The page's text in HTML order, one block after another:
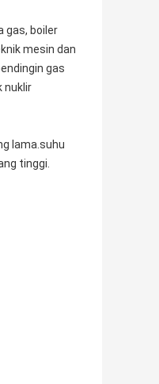
gas, boiler
mesin dan
gas
nuklir
lama.suhu
tinggi.